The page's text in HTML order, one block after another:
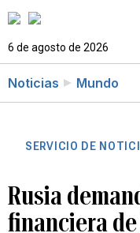
6 de agosto de 2026
Noticias Mundo
SERVICIO DE
Rusia
financiera